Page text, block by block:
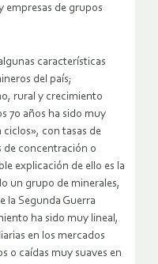
empresas de grupos
características
del país;
rural y crecimiento
70 años ha sido muy
con tasas de
de concentración o
explicación de ello es la
un grupo de minerales,
la Segunda Guerra
ha sido muy lineal,
en los mercados
o caídas muy suaves en